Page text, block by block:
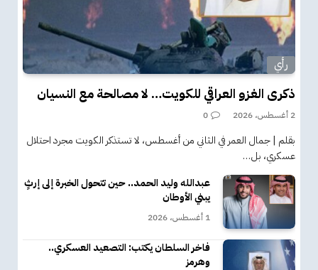
رأي
ذكرى الغزو العراقي للكويت… لا مصالحة مع النسيان
2 أغسطس، 2026 0
بقلم | جمال العمر في الثاني من أغسطس، لا تستذكر الكويت مجرد احتلال
عسكري، بل…
عبدالله وليد الحمد.. حين تتحول الخبرة إلى إرثٍ
يبني الأوطان
1 أغسطس، 2026
فاخر السلطان يكتب: التصعيد العسكري..
وهرمز